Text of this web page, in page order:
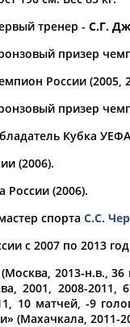
Дата рождения
Юлия
тренер - С.Г.
призер
России (2005,
призер
Кубка УЕФА
(2006).
России (2006).
спорта С.С.
с 2007 по 2013
2013-н.в.,
2001, 2008-2011,
10 матчей, -9
(Махачкала, 2011-